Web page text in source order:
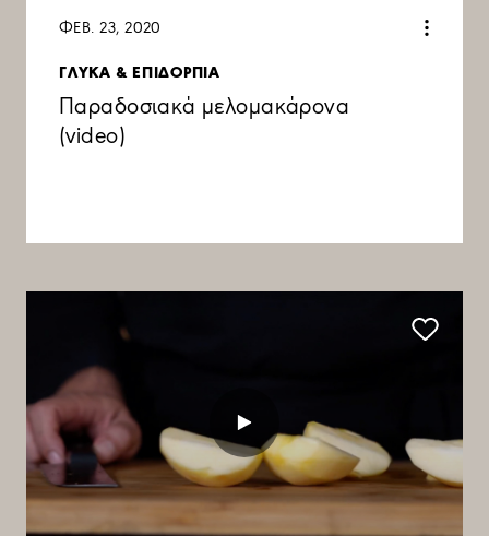
ΦΕΒ. 23, 2020
ΓΛΥΚΑ & ΕΠΙΔΟΡΠΙΑ
Παραδοσιακά μελομακάρονα
(video)